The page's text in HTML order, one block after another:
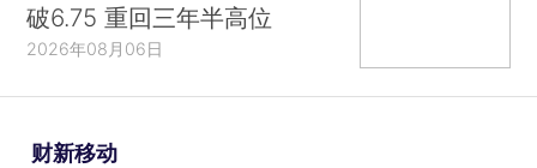
破6.75 重回三年半高位
2026年08月06日
财新移动